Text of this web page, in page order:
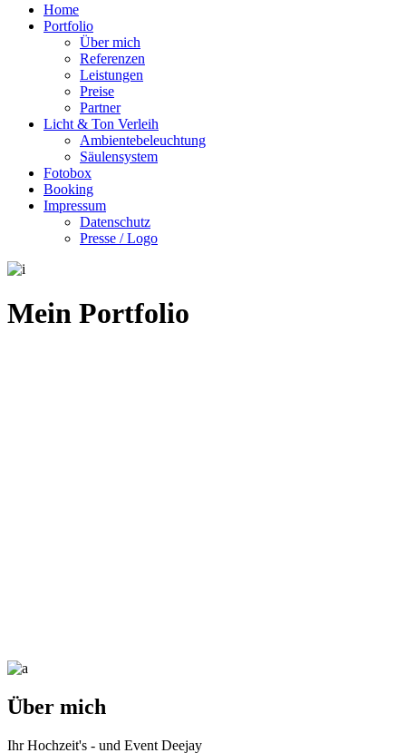
Home
Portfolio
Über mich
Referenzen
Leistungen
Preise
Partner
Licht & Ton Verleih
Ambiente­beleuchtung
Säulensystem
Fotobox
Booking
Impressum
Datenschutz
Presse / Logo
Mein Portfolio
Über mich
Ihr Hochzeit's - und Event Deejay